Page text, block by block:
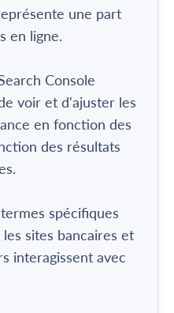
une part
en ligne.
Console
voir et d'ajuster les
en fonction des
des résultats
spécifiques
sites bancaires et
interagissent avec